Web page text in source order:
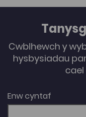
Cwblhewch y
hysbysiadau
Enw cyntaf